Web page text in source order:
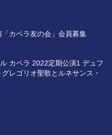
「カペラ友の会」会員募集
カペラ 2022定期公演1 デュフ
レゴリオ聖歌とルネサンス・